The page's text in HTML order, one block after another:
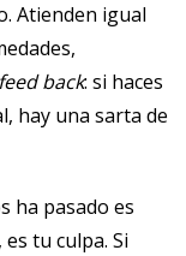
Atienden igual
feed back: si haces
hay una sarta de
ha pasado es
tu culpa. Si